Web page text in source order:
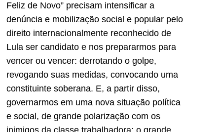
Feliz de Novo” precisam intensificar a
denúncia e mobilização social e popular pelo
direito internacionalmente reconhecido de
Lula ser candidato e nos prepararmos para
vencer ou vencer: derrotando o golpe,
revogando suas medidas, convocando uma
constituinte soberana. E, a partir disso,
governarmos em uma nova situação política
e social, de grande polarização com os